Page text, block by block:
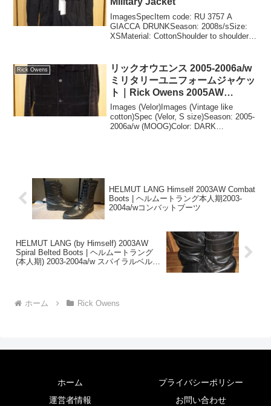
ImagesSpecItem code: RU 3757 A
GIACCA DRUNKSeason: 2008s/sSize:
XSMaterial: CottonShoulder to shoulder:
Rick Owens
リックオウエンス 2005-2006a/w
ミリタリーユニフォームジャケッ
ト｜Rick Owens 2005AW
Military Uniform Jacket
Images (Velor)Images (Vintage like
cotton)Spec (Velor, S size)Season: 2005-
2006a/w (MOOG)Color: DARK
HELMUT LANG Himself 2003AW Combat
Boots | ヘルムートラング本人期2003-
2004a/wコンバットブーツ
HELMUT LANG (by Himself) 2003AW
Spiral Belted Boots | ヘルムートラング
(本人期) 2003-2004a/w スパイラルベルト
ホーム Rick Owens
ホーム
プライバシーポリシー
運営者情報
お問い合わせ